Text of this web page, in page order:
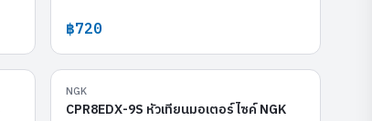
฿720
NGK
CPR8EDX-9S หัวเทียนมอเตอร์ไซค์ NGK